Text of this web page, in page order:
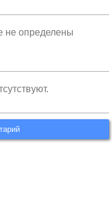
не определены